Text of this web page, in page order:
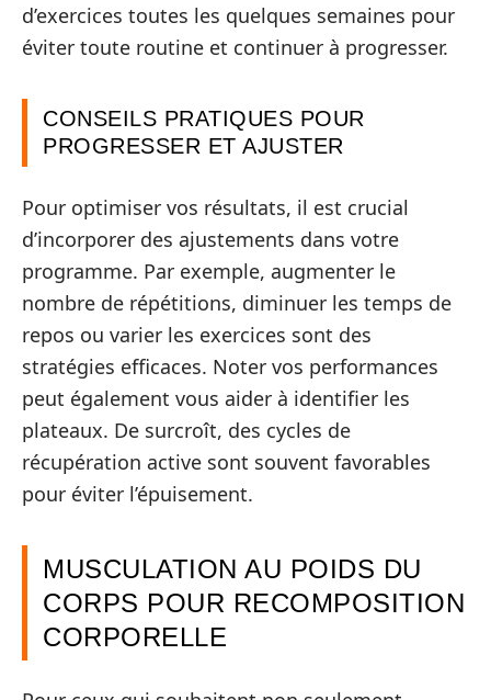
d’exercices toutes les quelques semaines pour
éviter toute routine et continuer à progresser.
CONSEILS PRATIQUES POUR
PROGRESSER ET AJUSTER
Pour optimiser vos résultats, il est crucial
d’incorporer des ajustements dans votre
programme. Par exemple, augmenter le
nombre de répétitions, diminuer les temps de
repos ou varier les exercices sont des
stratégies efficaces. Noter vos performances
peut également vous aider à identifier les
plateaux. De surcroît, des cycles de
récupération active sont souvent favorables
pour éviter l’épuisement.
MUSCULATION AU POIDS DU
CORPS POUR RECOMPOSITION
CORPORELLE